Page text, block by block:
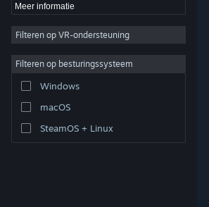
Meer informatie
Filteren op VR-ondersteuning
Filteren op besturingssysteem
Windows
macOS
SteamOS + Linux
Planet Zoo